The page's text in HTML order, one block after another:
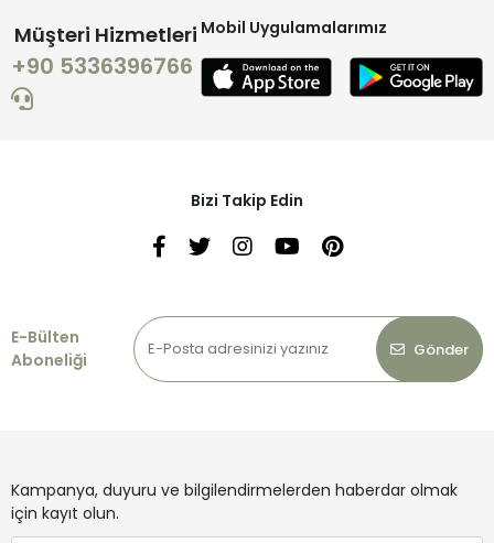
Müşteri Hizmetleri
+90 5336396766
Mobil Uygulamalarımız
Bizi Takip Edin
E-Bülten
Aboneliği
Gönder
Kampanya, duyuru ve bilgilendirmelerden haberdar olmak
için kayıt olun.